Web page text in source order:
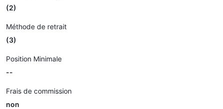
(2)
Méthode de retrait
(3)
Position Minimale
--
Frais de commission
non